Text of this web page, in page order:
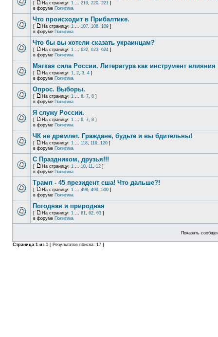
[ На страницу: 1 ... 219, 220, 221 ]
в форуме Политика
Что происходит в Прибалтике.
[ На страницу: 1 ... 107, 108, 109 ]
в форуме Политика
Что бы вы хотели сказать украинцам?
[ На страницу: 1 ... 622, 623, 624 ]
в форуме Политика
Мягкая сила России. Литература как инструмент влияния
[ На страницу: 1, 2, 3, 4 ]
в форуме Политика
Опрос. Выборы.
[ На страницу: 1 ... 6, 7, 8 ]
в форуме Политика
Я служу России.
[ На страницу: 1 ... 6, 7, 8 ]
в форуме Политика
ЧК не дремлет. Граждане, будьте и вы бдительны!
[ На страницу: 1 ... 118, 119, 120 ]
в форуме Политика
С Праздником, друзья!!!
[ На страницу: 1 ... 10, 11, 12 ]
в форуме Политика
Трамп - 45 президент сша! Что дальше?!
[ На страницу: 1 ... 498, 499, 500 ]
в форуме Политика
Погодная и природная
[ На страницу: 1 ... 61, 62, 63 ]
в форуме Политика
Показать
Страница 1 из 1 [ Результатов поиска: 17 ]